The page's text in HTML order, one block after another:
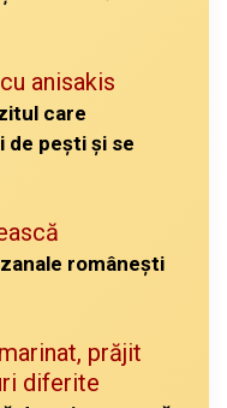
care
de pești și se
românești